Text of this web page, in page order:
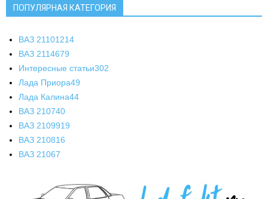
ПОПУЛЯРНАЯ КАТЕГОРИЯ
ВАЗ 21101214
ВАЗ 2114679
Интересные статьи302
Лада Приора49
Лада Калина44
ВАЗ 210740
ВАЗ 2109919
ВАЗ 210816
ВАЗ 21067